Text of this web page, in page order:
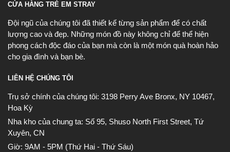
CỬA HÀNG TRẺ EM STRAY
Đội ngũ của chúng tôi đã thiết kế từng sản phẩm để có chất
lượng cao và đẹp. Những món đồ này không chỉ để thể hiện
phong cách độc đáo của bạn mà còn là một món quà hoàn hảo
cho gia đình và bạn bè.
LIÊN HỆ CHÚNG TÔI
Trụ sở chính của chúng tôi: 3198 Perry Ave Bronx, NY 10467,
Hoa Kỳ
Nha kho của chung ta: Số 95, Shuso North First Street, Tứ
Xuyên, CN
Giờ: 9AM - 5PM (Thứ Hai - Thứ Sáu)